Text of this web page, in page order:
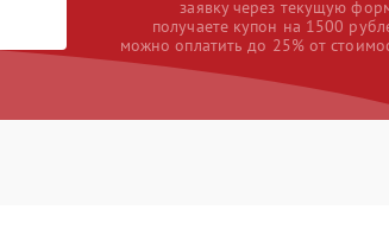
заявку через текущую
получаете купон на 1500
можно оплатить до 25% от